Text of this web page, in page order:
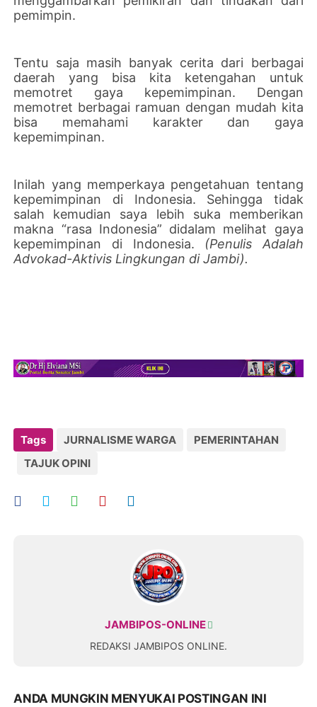
pemimpin.
Tentu saja masih banyak cerita dari berbagai
daerah yang bisa kita ketengahan untuk
memotret gaya kepemimpinan. Dengan
memotret berbagai ramuan dengan mudah kita
bisa memahami karakter dan gaya
kepemimpinan.
Inilah yang memperkaya pengetahuan tentang
kepemimpinan di Indonesia. Sehingga tidak
salah kemudian saya lebih suka memberikan
makna “rasa Indonesia” didalam melihat gaya
kepemimpinan di Indonesia. (Penulis Adalah
Advokad-Aktivis Lingkungan di Jambi).
Tags JURNALISME WARGA
PEMERINTAHAN
TAJUK OPINI
JAMBIPOS-ONLINE
REDAKSI JAMBIPOS ONLINE.
ANDA MUNGKIN MENYUKAI POSTINGAN INI